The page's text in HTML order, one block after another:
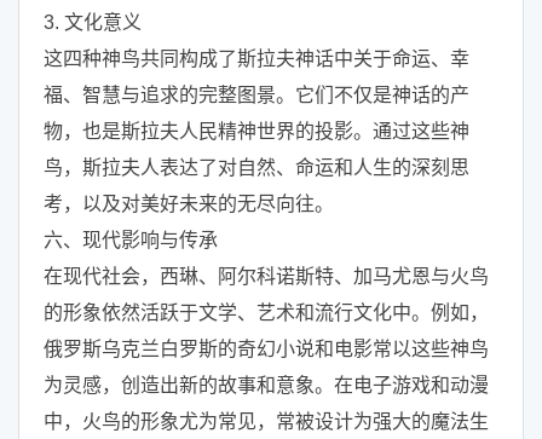
3. 文化意义
这四种神鸟共同构成了斯拉夫神话中关于命运、幸
福、智慧与追求的完整图景。它们不仅是神话的产
物，也是斯拉夫人民精神世界的投影。通过这些神
鸟，斯拉夫人表达了对自然、命运和人生的深刻思
考，以及对美好未来的无尽向往。
六、现代影响与传承
在现代社会，西琳、阿尔科诺斯特、加马尤恩与火鸟
的形象依然活跃于文学、艺术和流行文化中。例如，
俄罗斯乌克兰白罗斯的奇幻小说和电影常以这些神鸟
为灵感，创造出新的故事和意象。在电子游戏和动漫
中，火鸟的形象尤为常见，常被设计为强大的魔法生